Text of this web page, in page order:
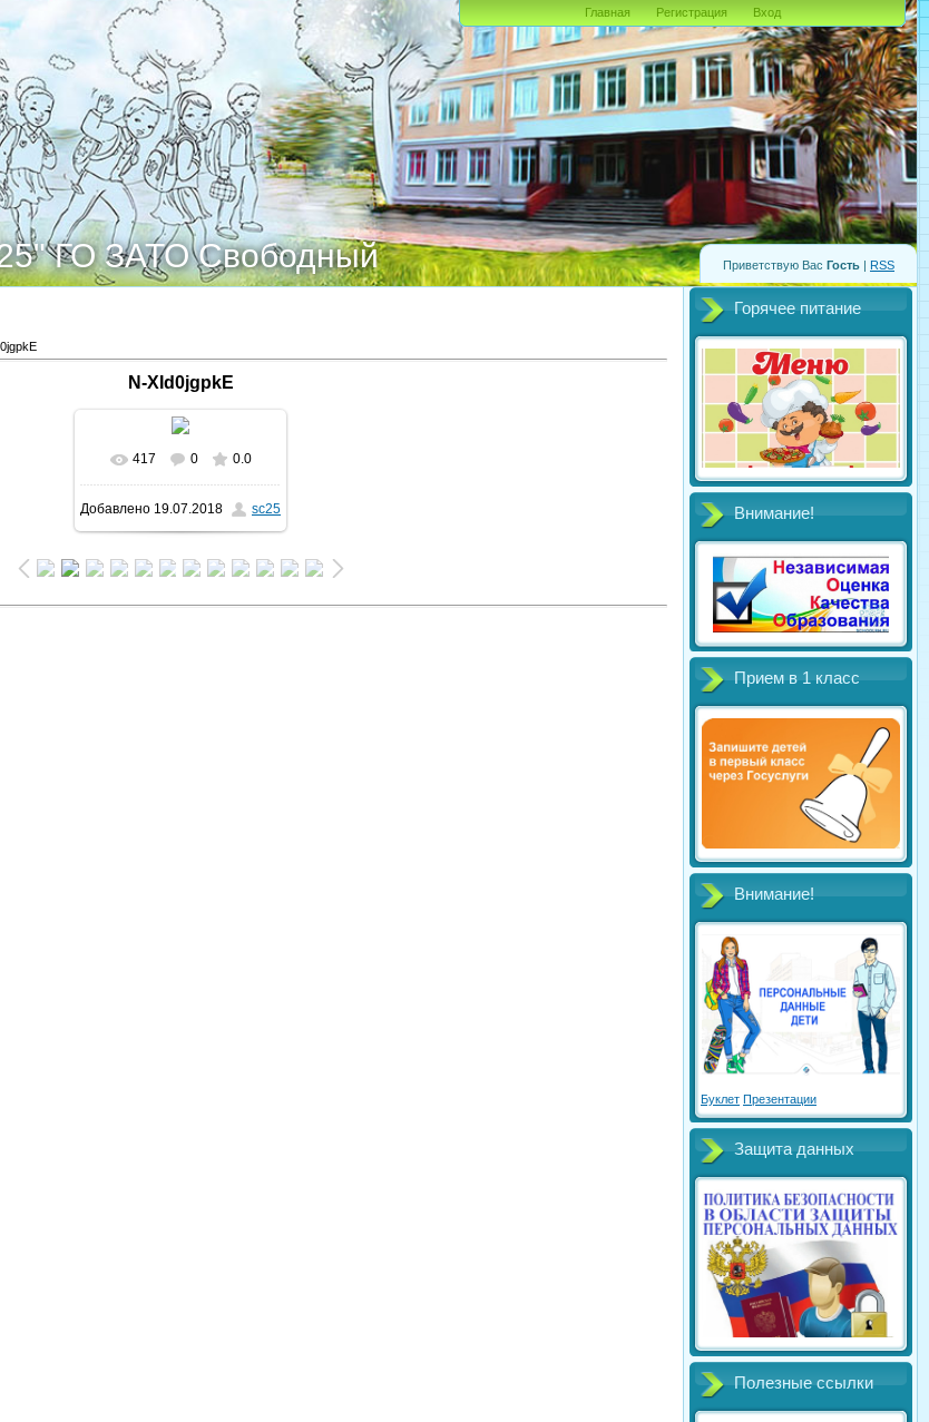
Приветствую Вас Гость | RSS
ГО ЗАТО Свободный
Главная Регистрация Вход
N-XId0jgpkE
417 0 0.0
Добавлено 19.07.2018 sc25
Горячее питание
Внимание!
Прием в 1 класс
Внимание!
Буклет Презентации
Защита данных
Полезные ссылки